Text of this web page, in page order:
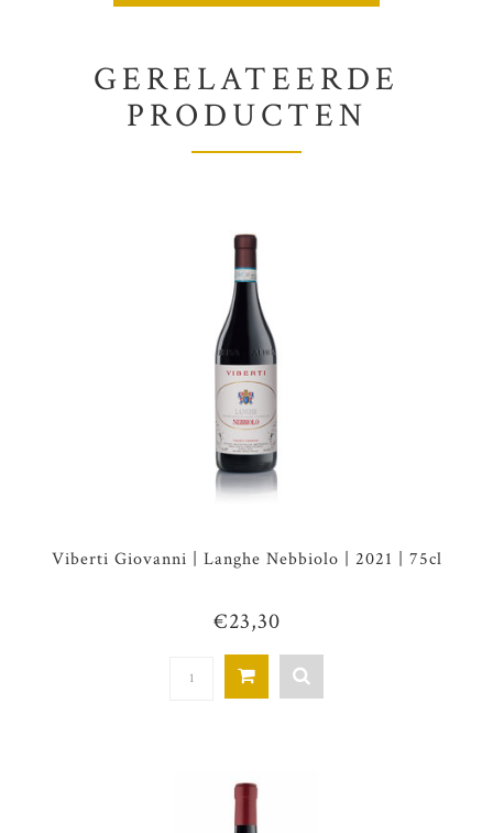
GERELATEERDE
PRODUCTEN
Viberti Giovanni | Langhe Nebbiolo | 2021 | 75cl
€23,30